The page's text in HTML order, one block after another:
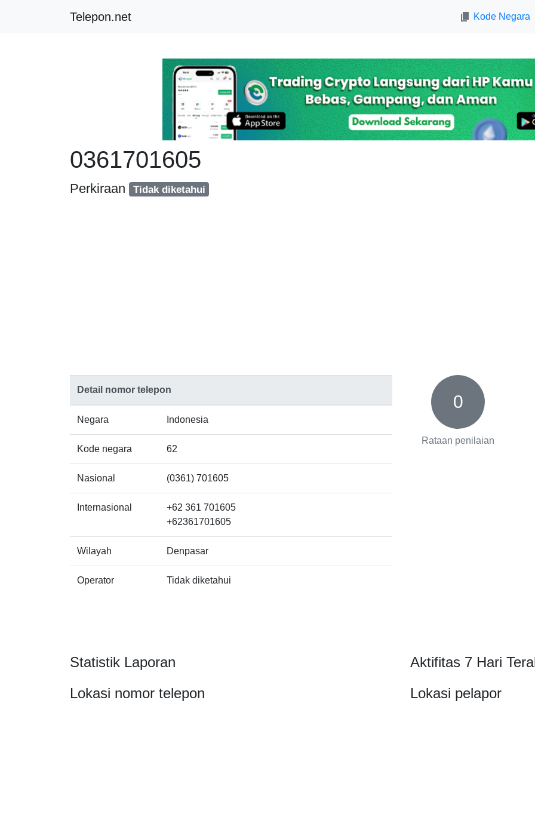
Telepon.net Kode Negara
0361701605
Perkiraan Tidak diketahui
Detail nomor telepon
Negara Indonesia
Kode negara 62
Nasional (0361) 701605
Internasional
+62 361 701605
+62361701605
Wilayah Denpasar
Operator Tidak diketahui
0
Rataan penilaian
Statistik Laporan
Aktifitas 7 Hari
Lokasi nomor telepon
Lokasi pelapor